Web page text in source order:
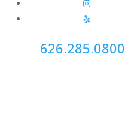
626.285.0800